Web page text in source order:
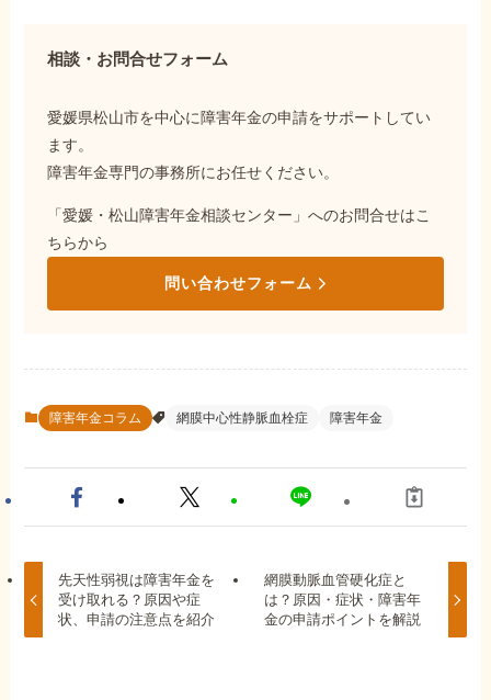
相談・お問合せフォーム
愛媛県松山市を中心に障害年金の申請をサポートしてい
ます。
障害年金専門の事務所にお任せください。
「愛媛・松山障害年金相談センター」へのお問合せはこ
ちらから
問い合わせフォーム
障害年金コラム 網膜中心性静脈血栓症 障害年金
先天性弱視は障害年金を
受け取れる？原因や症
状、申請の注意点を紹介
網膜動脈血管硬化症と
は？原因・症状・障害年
金の申請ポイントを解説